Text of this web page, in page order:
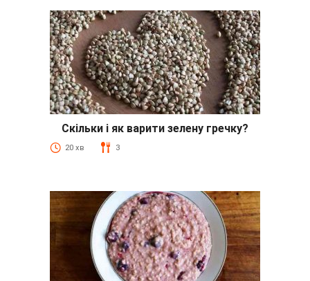
Скільки і як варити зелену гречку?
20 хв 3